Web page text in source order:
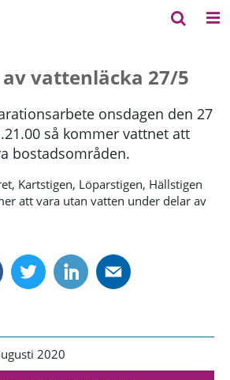
vattenläcka 27/5
onsdagen den 27
så kommer vattnet att
bostadsområden.
Kartstigen, Löparstigen, Hällstigen
att vara utan vatten under delar av
2020